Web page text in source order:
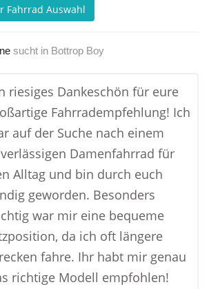
Fahrrad Auswahl
sucht in Bottrop Boy
riesiges Dankeschön für eure
Fahrradempfehlung! Ich
auf der Suche nach einem
Damenfahrrad für
Alltag und bin durch euch
geworden. Besonders
war mir eine bequeme
da ich oft längere
fahre. Ihr habt mir genau
richtige Modell empfohlen!